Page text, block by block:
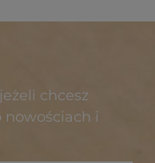
chcesz
i